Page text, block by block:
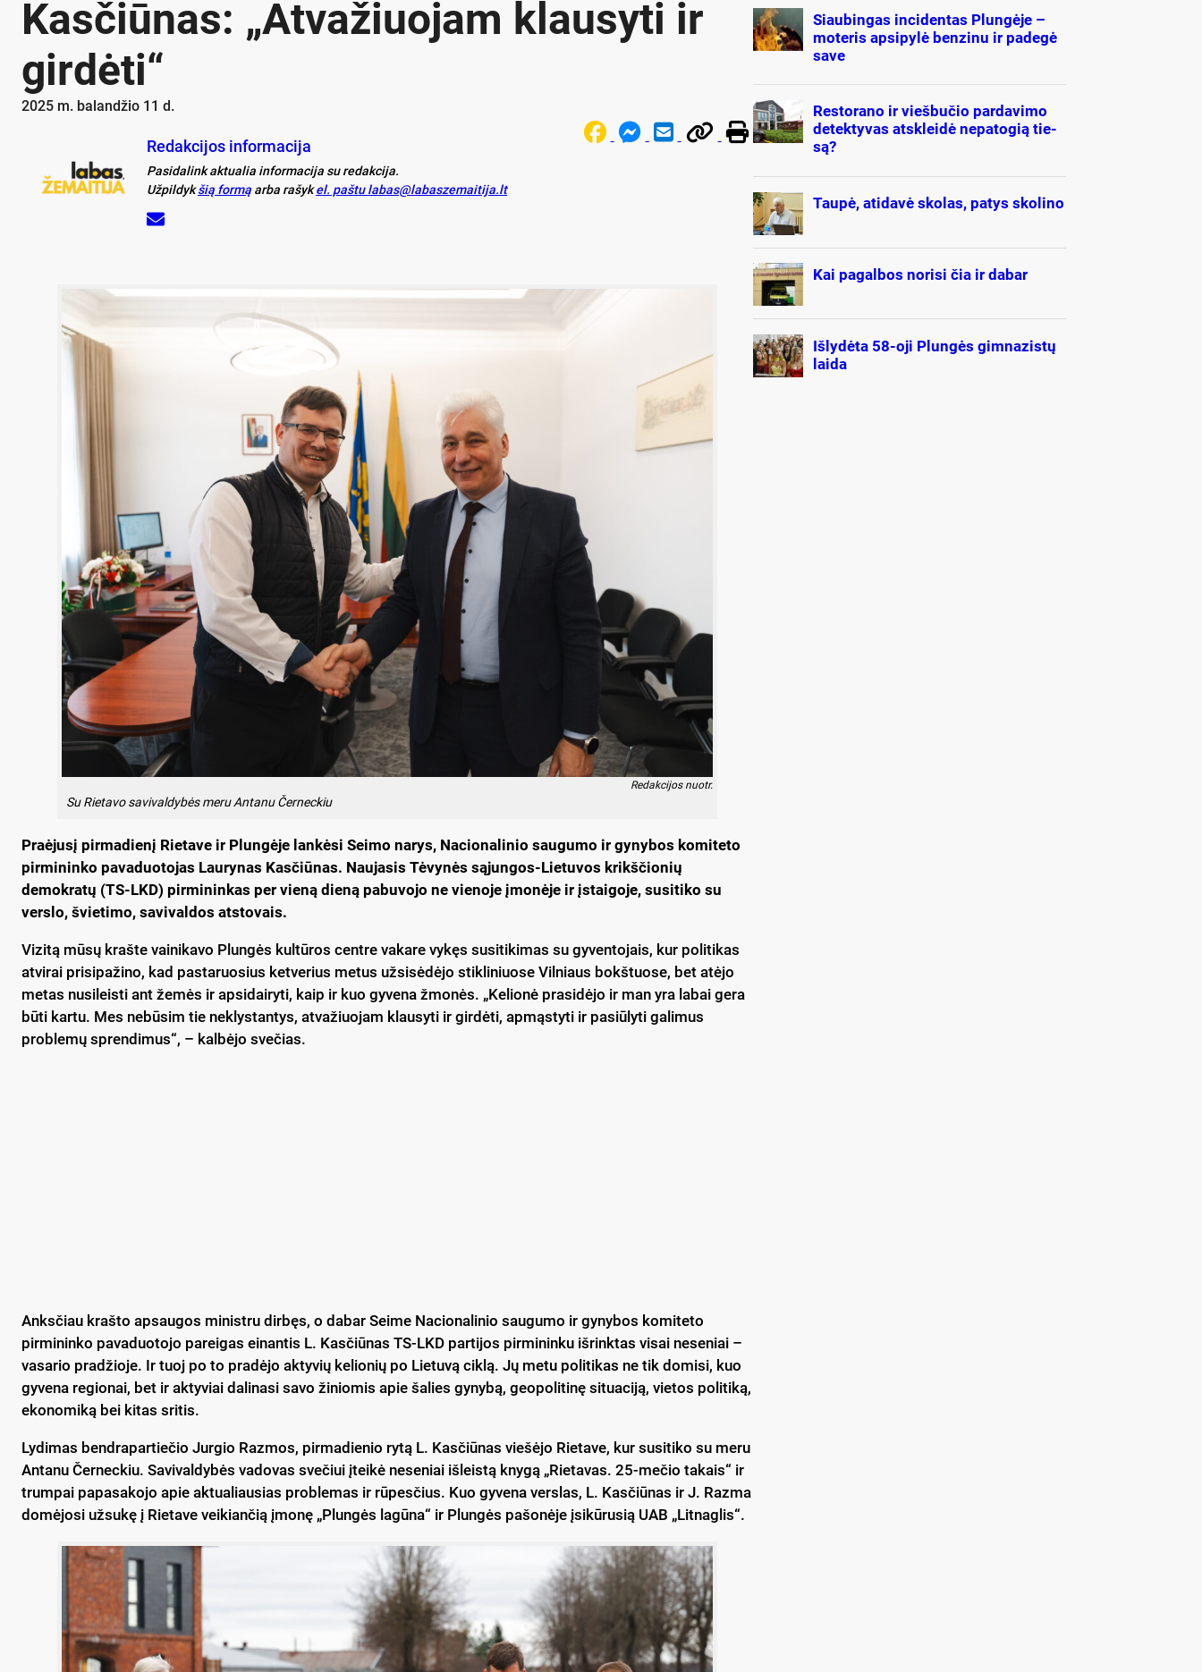
Kasčiūnas: „Atvažiuojam klausyti ir
girdėti“
2025 m. balandžio 11 d.
Redakcijos informacija
Pasidalink aktualia informacija su redakcija.
Užpildykšią formą arba rašykel. paštu labas@labaszemaitija.lt
Redakcijos nuotr.
Su Rietavo savivaldybės meru Antanu Černeckiu
Praėjusį pirmadienį Rietave ir Plungėje lankėsi Seimo narys, Nacionalinio saugumo ir gynybos komiteto
pirmininko pavaduotojas Laurynas Kasčiūnas. Naujasis Tėvynės sąjungos-Lietuvos krikščionių
demokratų (TS-LKD) pirmininkas per vieną dieną pabuvojo ne vienoje įmonėje ir įstaigoje, susitiko su
verslo, švietimo, savivaldos atstovais.
Vizitą mūsų krašte vainikavo Plungės kultūros centre vakare vykęs susitikimas su gyventojais, kur politikas
atvirai prisipažino, kad pastaruosius ketverius metus užsisėdėjo stikliniuose Vilniaus bokštuose, bet atėjo
metas nusileisti ant žemės ir apsidairyti, kaip ir kuo gyvena žmonės. „Kelionė prasidėjo ir man yra labai gera
būti kartu. Mes nebūsim tie neklystantys, atvažiuojam klausyti ir girdėti, apmąstyti ir pasiūlyti galimus
problemų sprendimus“, – kalbėjo svečias.
Anksčiau krašto apsaugos ministru dirbęs, o dabar Seime Nacionalinio saugumo ir gynybos komiteto
pirmininko pavaduotojo pareigas einantis L. Kasčiūnas TS-LKD partijos pirmininku išrinktas visai neseniai –
vasario pradžioje. Ir tuoj po to pradėjo aktyvių kelionių po Lietuvą ciklą. Jų metu politikas ne tik domisi, kuo
gyvena regionai, bet ir aktyviai dalinasi savo žiniomis apie šalies gynybą, geopolitinę situaciją, vietos politiką,
ekonomiką bei kitas sritis.
Lydimas bendrapartiečio Jurgio Razmos, pirmadienio rytą L. Kasčiūnas viešėjo Rietave, kur susitiko su meru
Antanu Černeckiu. Savivaldybės vadovas svečiui įteikė neseniai išleistą knygą „Rietavas. 25-mečio takais“ ir
trumpai papasakojo apie aktualiausias problemas ir rūpesčius. Kuo gyvena verslas, L. Kasčiūnas ir J. Razma
domėjosi užsukę į Rietave veikiančią įmonę „Plungės lagūna“ ir Plungės pašonėje įsikūrusią UAB „Litnaglis“.